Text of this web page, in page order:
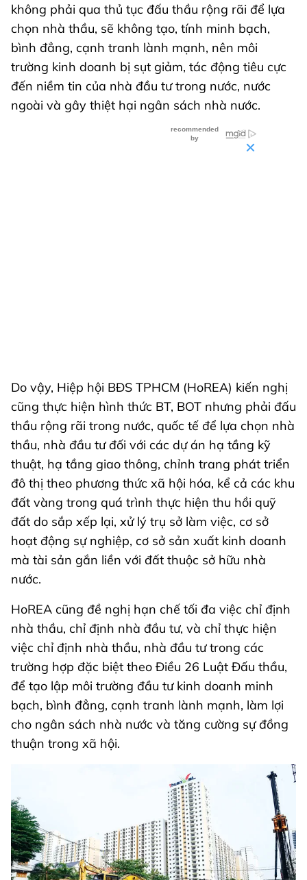
không phải qua thủ tục đấu thầu rộng rãi để lựa
chọn nhà thầu, sẽ không tạo, tính minh bạch,
bình đẳng, cạnh tranh lành mạnh, nên môi
trường kinh doanh bị sụt giảm, tác động tiêu cực
đến niềm tin của nhà đầu tư trong nước, nước
ngoài và gây thiệt hại ngân sách nhà nước.
Do vậy, Hiệp hội BĐS TPHCM (HoREA) kiến nghị
cũng thực hiện hình thức BT, BOT nhưng phải đấu
thầu rộng rãi trong nước, quốc tế để lựa chọn nhà
thầu, nhà đầu tư đối với các dự án hạ tầng kỹ
thuật, hạ tầng giao thông, chỉnh trang phát triển
đô thị theo phương thức xã hội hóa, kể cả các khu
đất vàng trong quá trình thực hiện thu hồi quỹ
đất do sắp xếp lại, xử lý trụ sở làm việc, cơ sở
hoạt động sự nghiệp, cơ sở sản xuất kinh doanh
mà tài sản gắn liền với đất thuộc sở hữu nhà
nước.
HoREA cũng đề nghị hạn chế tối đa việc chỉ định
nhà thầu, chỉ định nhà đầu tư, và chỉ thực hiện
việc chỉ định nhà thầu, nhà đầu tư trong các
trường hợp đặc biệt theo Điều 26 Luật Đấu thầu,
để tạo lập môi trường đầu tư kinh doanh minh
bạch, bình đẳng, cạnh tranh lành mạnh, làm lợi
cho ngân sách nhà nước và tăng cường sự đồng
thuận trong xã hội.